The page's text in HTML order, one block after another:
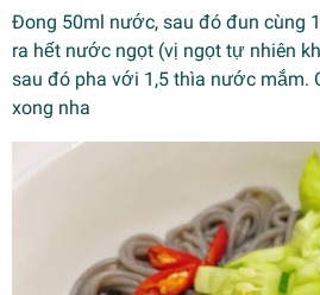
Đong 50ml nước, sau đó đun cùng
ra hết nước ngọt (vị ngọt tự nhiên
sau đó pha với 1,5 thìa nước mắm.
xong nha